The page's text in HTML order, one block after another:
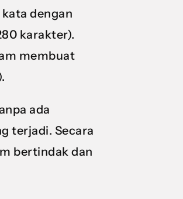
dengan
karakter).
membuat
ada
terjadi. Secara
bertindak dan